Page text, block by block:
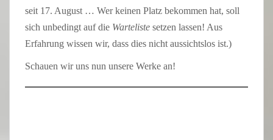
seit 17. August … Wer keinen Platz bekommen hat, soll
sich unbedingt auf die Warteliste setzen lassen! Aus
Erfahrung wissen wir, dass dies nicht aussichtslos ist.)
Schauen wir uns nun unsere Werke an!